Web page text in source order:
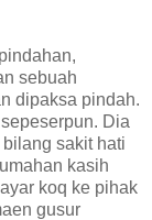
sebuah
dipaksa pindah.
Dia
sakit hati
kasih
koq ke pihak
gusur